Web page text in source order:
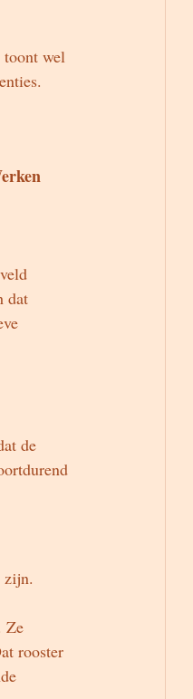
toont wel
dat
de
zijn.
Ze
rooster